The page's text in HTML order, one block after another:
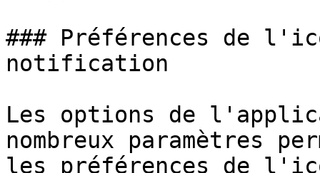
### Préférences de
notification
Les options de
nombreux paramètres
les préférences de